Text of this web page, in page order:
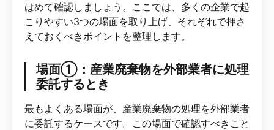
はめて確認しましょう。ここでは、多くの企業で起
こりやすい3つの場面を取り上げ、それぞれで押さ
えておくべきポイントを整理します。
場面①：産業廃棄物を外部業者に処理
委託するとき
最もよくある場面が、産業廃棄物の処理を外部業者
に委託するケースです。この場面で確認すべきこと